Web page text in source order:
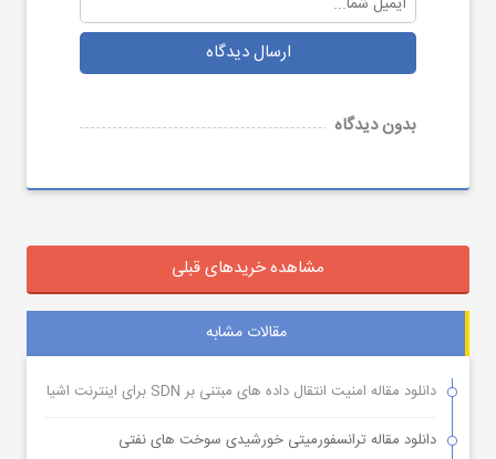
ارسال دیدگاه
بدون دیدگاه
مشاهده خریدهای قبلی
مقالات مشابه
دانلود مقاله امنیت انتقال داده های مبتنی بر SDN برای اینترنت اشیا
دانلود مقاله ترانسفورمیتی خورشیدی سوخت های نفتی